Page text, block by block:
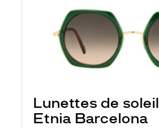
Lunettes de soleil
Etnia Barcelona